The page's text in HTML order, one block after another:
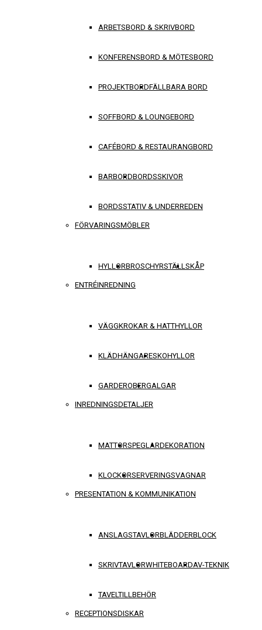
ARBETSBORD & SKRIVBORD
KONFERENSBORD & MÖTESBORD
PROJEKTBORDFÄLLBARA BORD
SOFFBORD & LOUNGEBORD
CAFÉBORD & RESTAURANGBORD
BARBORDBORDSSKIVOR
BORDSSTATIV & UNDERREDEN
FÖRVARINGSMÖBLER
HYLLORBROSCHYRSTÄLLSKÅP
ENTRÉINREDNING
VÄGGKROKAR & HATTHYLLOR
KLÄDHÄNGARESKOHYLLOR
GARDEROBERGALGAR
INREDNINGSDETALJER
MATTORSPEGLARDEKORATION
KLOCKORSERVERINGSVAGNAR
PRESENTATION & KOMMUNIKATION
ANSLAGSTAVLORBLÄDDERBLOCK
SKRIVTAVLORWHITEBOARDAV-TEKNIK
TAVELTILLBEHÖR
RECEPTIONSDISKAR